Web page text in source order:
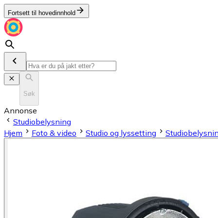
Fortsett til hovedinnhold
Søk
Annonse
Studiobelysning
Hjem
Foto & video Studio og lyssetting